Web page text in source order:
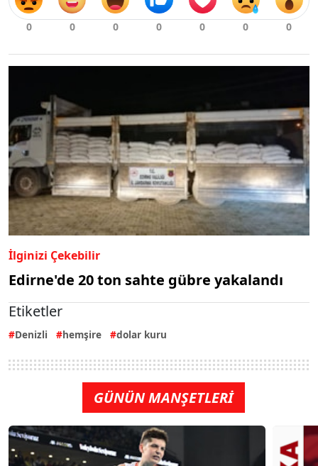
İlginizi Çekebilir
Edirne'de 20 ton sahte gübre yakalandı
Etiketler
Denizli hemşire dolar kuru
GÜNÜN MANŞETLERİ